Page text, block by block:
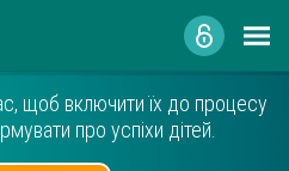
щоб включити їх до процесу
про успіхи дітей.